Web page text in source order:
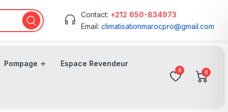
Contact: +212 650-834973
Email:climatisationmarocpro@gmail.com
Pompage Espace Revendeur
0 0